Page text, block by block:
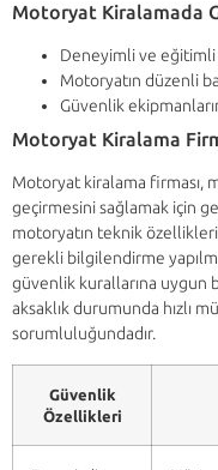
Motoryat Kiralamada
Deneyimli ve
Motoryatın düzenli
Güvenlik
Motoryat Kiralama
Motoryat kiralama firması,
geçirmesini sağlamak için
motoryatın teknik
gerekli bilgilendirme
güvenlik kurallarına uygun
aksaklık durumunda hızlı
sorumluluğundadır.
Güvenlik
Özellikleri